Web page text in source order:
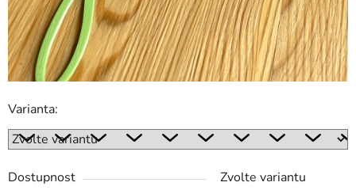
Varianta:
Dostupnost
Zvolte variantu